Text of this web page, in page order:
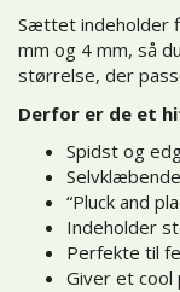
Sættet indeholder
mm og 4 mm, så
størrelse, der
Derfor er de et
Spidst og
“Pluck and
Indeholder
Perfekte til
Giver et cool